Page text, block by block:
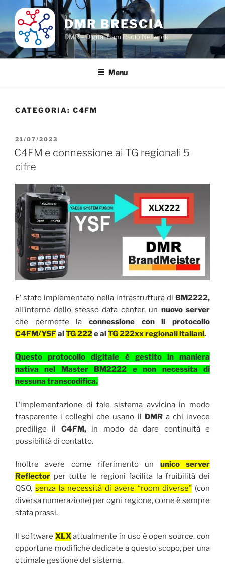
contenuto
DMR BRESCIA
DMR – Digital Ham Radio Network
Menu
CATEGORIA: C4FM
PUBBLICATO
IL
21/07/2023
C4FM e connessione ai TG regionali 5
cifre
E’ stato implementato nella infrastruttura di BM2222,
all’interno dello stesso data center, un nuovo server
che permette la connessione con il protocollo
C4FM/YSFalTG 222e aiTG 222xx regionali italiani.
Questo protocollo digitale è gestito in maniera
nativa nel Master BM2222 e non necessita di
nessuna transcodifica.
L’implementazione di tale sistema avvicina in modo
trasparente i colleghi che usano il DMRa chi invece
predilige il C4FM,in modo da dare continuità e
possibilità di contatto.
Inoltre avere come riferimento un unico server
Reflector per tutte le regioni facilita la fruibilità dei
QSO, senza la necessità di avere “room diverse” (con
diversa numerazione) per ogni regione, come è sempre
stata prassi.
Il software XLXattualmente in uso è open source, con
opportune modifiche dedicate a questo scopo, per una
ottimale gestione del sistema.